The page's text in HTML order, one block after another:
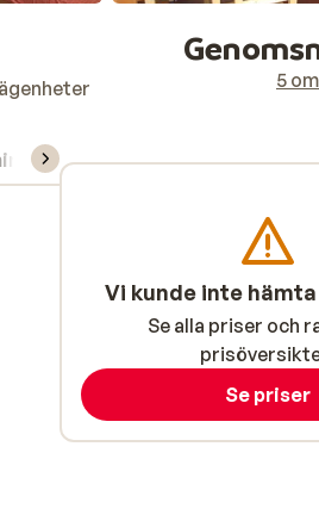
5
Skidskola
Vi kunde inte
Se alla priser och
Se priser